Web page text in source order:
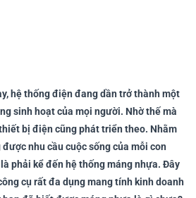
hệ thống điện đang dần trở thành một
sinh hoạt của mọi người. Nhờ thế mà
bị điện cũng phát triển theo. Nhằm
nhu cầu cuộc sống của mỗi con
phải kể đến hệ thống máng nhựa. Đây
cụ rất đa dụng mang tính kinh doanh